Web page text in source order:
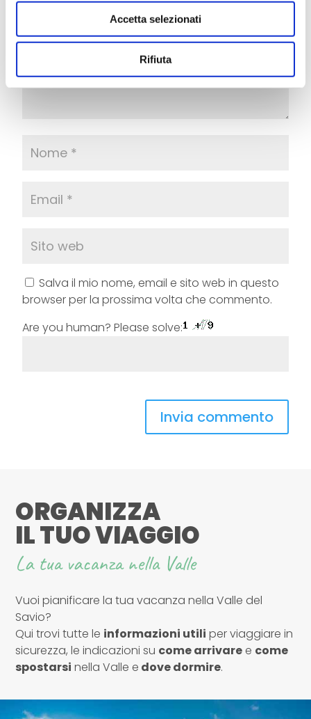
Accetta selezionati
Rifiuta
Salva il mio nome, email e sito web in questo
browser per la prossima volta che commento.
Are you human? Please solve:
ORGANIZZA
IL TUO VIAGGIO
La tua vacanza nella Valle
Vuoi pianificare la tua vacanza nella Valle del
Savio?
Qui trovi tutte le informazioni utili per viaggiare in
sicurezza, le indicazioni su come arrivare e come
spostarsi nella Valle e dove dormire.